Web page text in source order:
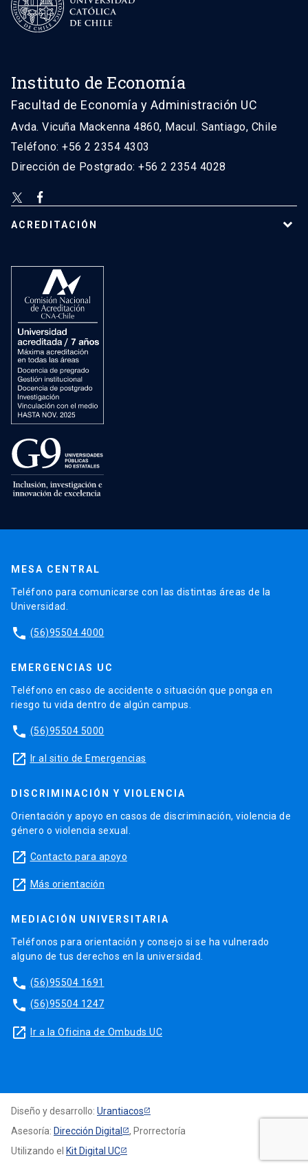
Instituto de Economía
Facultad de Economía y Administración UC
Avda. Vicuña Mackenna 4860, Macul. Santiago, Chile
Teléfono: +56 2 2354 4303
Dirección de Postgrado: +56 2 2354 4028
ACREDITACIÓN
MESA CENTRAL
Teléfono para comunicarse con las distintas áreas de la
Universidad.
phone (56)95504 4000
EMERGENCIAS UC
Teléfono en caso de accidente o situación que ponga en
riesgo tu vida dentro de algún campus.
phone (56)95504 5000
launch Ir al sitio de Emergencias
DISCRIMINACIÓN Y VIOLENCIA
Orientación y apoyo en casos de discriminación, violencia de
género o violencia sexual.
launch Contacto para apoyo
launch Más orientación
MEDIACIÓN UNIVERSITARIA
Teléfonos para orientación y consejo si se ha vulnerado
alguno de tus derechos en la universidad.
phone (56)95504 1691
phone (56)95504 1247
launch Ir a la Oficina de Ombuds UC
Diseño y desarrollo: Urantiacos
Asesoría: Dirección Digital
, Prorrectoría
Utilizando el Kit Digital UC